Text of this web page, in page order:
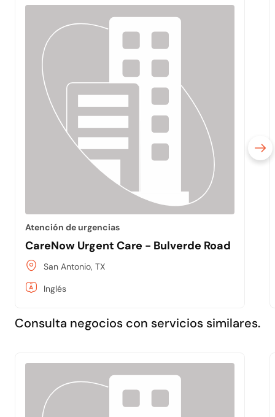
Atención de urgencias
CareNow Urgent Care - Bulverde Road
San Antonio, TX
Inglés
Consulta negocios con servicios similares.